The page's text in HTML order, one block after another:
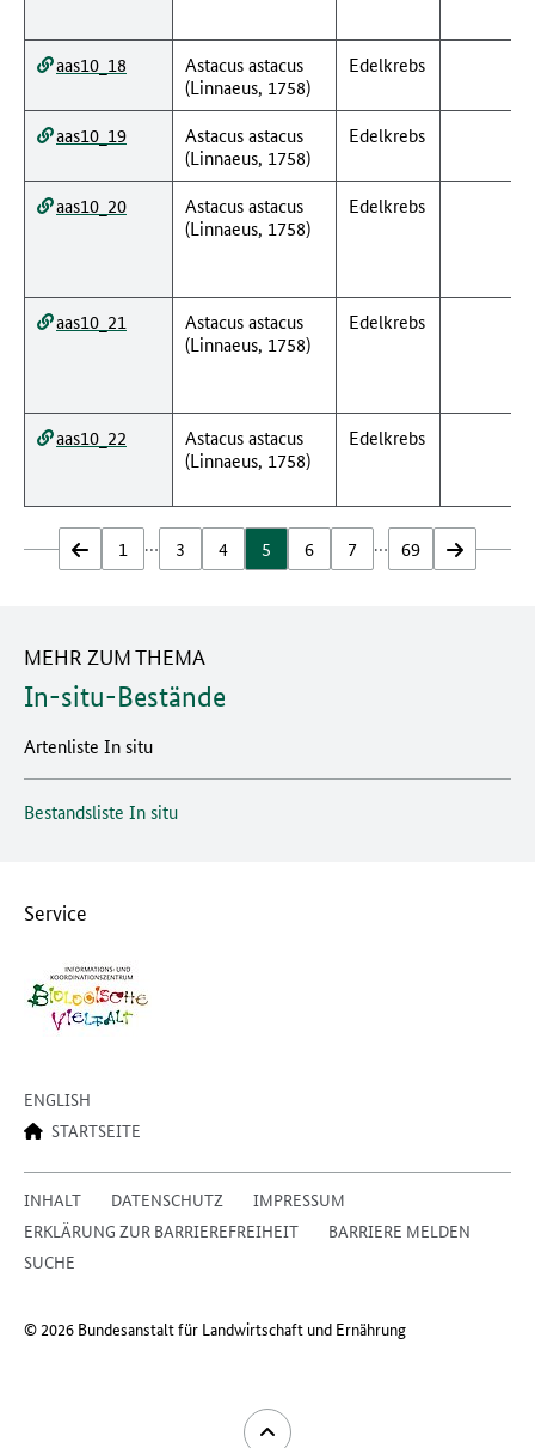
aas10_18
Astacus astacus
(Linnaeus, 1758)
Edelkrebs
aas10_19
Astacus astacus
(Linnaeus, 1758)
Edelkrebs
aas10_20
Astacus astacus
(Linnaeus, 1758)
Edelkrebs
aas10_21
Astacus astacus
(Linnaeus, 1758)
Edelkrebs
aas10_22
Astacus astacus
(Linnaeus, 1758)
Edelkrebs
zurück
1 … 3 4 5 6 7 … 69 vor
MEHR ZUM THEMA
In-situ-Bestände
Artenliste In situ
Bestandsliste In situ
Service
ENGLISH
STARTSEITE
INHALT DATENSCHUTZ
IMPRESSUM
ERKLÄRUNG ZUR BARRIEREFREIHEIT
BARRIERE MELDEN
SUCHE
© 2026 Bundesanstalt für Landwirtschaft und Ernährung